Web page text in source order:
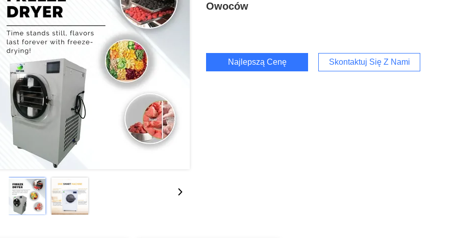
Owoców
Najlepszą Cenę Skontaktuj Się Z Nami